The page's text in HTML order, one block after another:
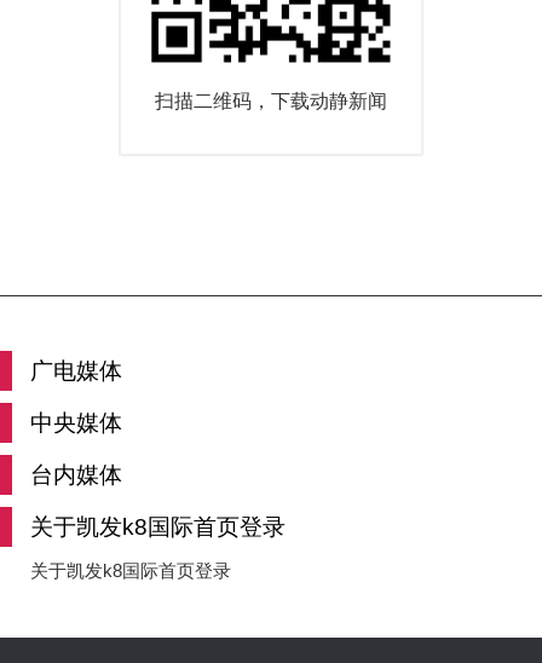
扫描二维码，下载动静新闻
广电媒体
中央媒体
台内媒体
关于凯发k8国际首页登录
关于凯发k8国际首页登录